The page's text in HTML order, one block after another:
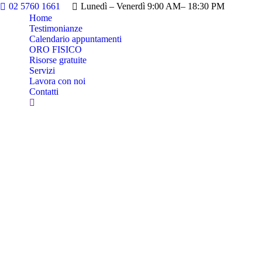
02 5760 1661
Lunedì – Venerdì 9:00 AM– 18:30 PM
Home
Testimonianze
Calendario appuntamenti
ORO FISICO
Risorse gratuite
Servizi
Lavora con noi
Contatti
Cerca: